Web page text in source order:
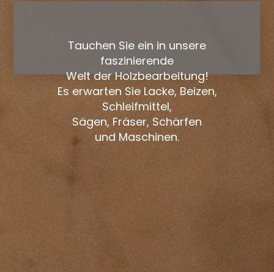
Tauchen Sie ein in unsere
faszinierende
Welt der Holzbearbeitung!
Es erwarten Sie Lacke, Beizen,
Schleifmittel,
Sägen, Fräser, Schärfen
und Maschinen.